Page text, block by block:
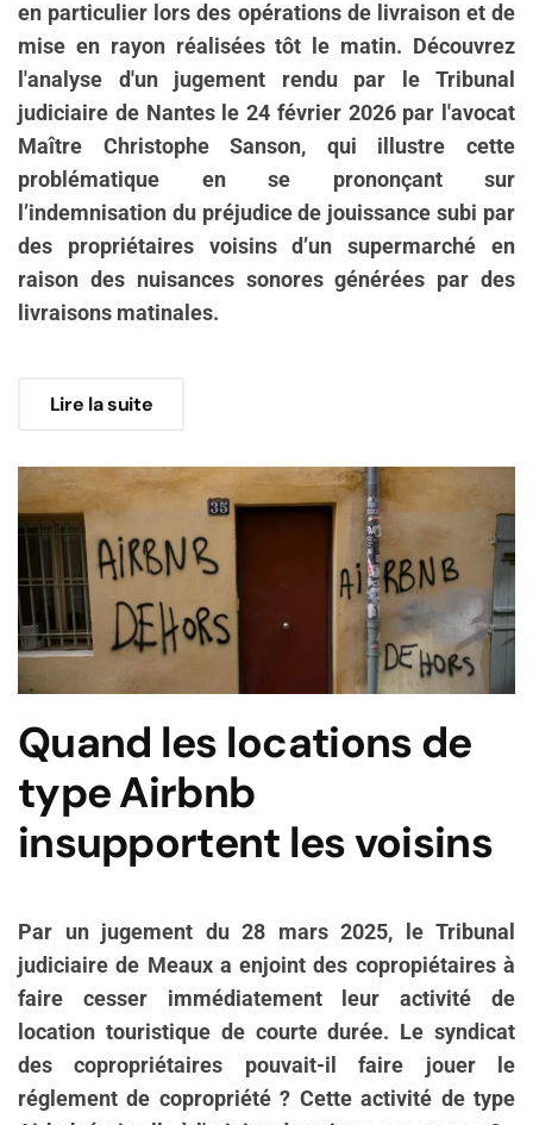
en particulier lors des opérations de livraison et de
mise en rayon réalisées tôt le matin. Découvrez
l'analyse d'un jugement rendu par le Tribunal
judiciaire de Nantes le 24 février 2026 par l'avocat
Maître Christophe Sanson, qui illustre cette
problématique en se prononçant sur
l’indemnisation du préjudice de jouissance subi par
des propriétaires voisins d’un supermarché en
raison des nuisances sonores générées par des
livraisons matinales.
Lire la suite
Quand les locations de
type Airbnb
insupportent les voisins
Par un jugement du 28 mars 2025, le Tribunal
judiciaire de Meauxa enjoint des copropiétaires à
faire cesser immédiatement leur activité de
location touristique de courte durée. Le syndicat
des copropriétaires pouvait-il faire jouer le
réglement de copropriété ? Cette activité de type